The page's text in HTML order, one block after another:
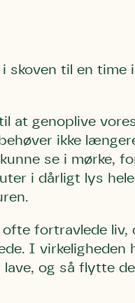
skoven til en time i
at genoplive
ikke
se i mørke,
i dårligt lys hele
fortravlede liv,
I virkeligheden
og så flytte
(hjørring)
til Kolding